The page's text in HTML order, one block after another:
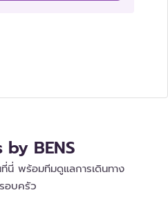
BENS
นี่ พร้อมทีมดูแลการเดินทาง
อบครัว